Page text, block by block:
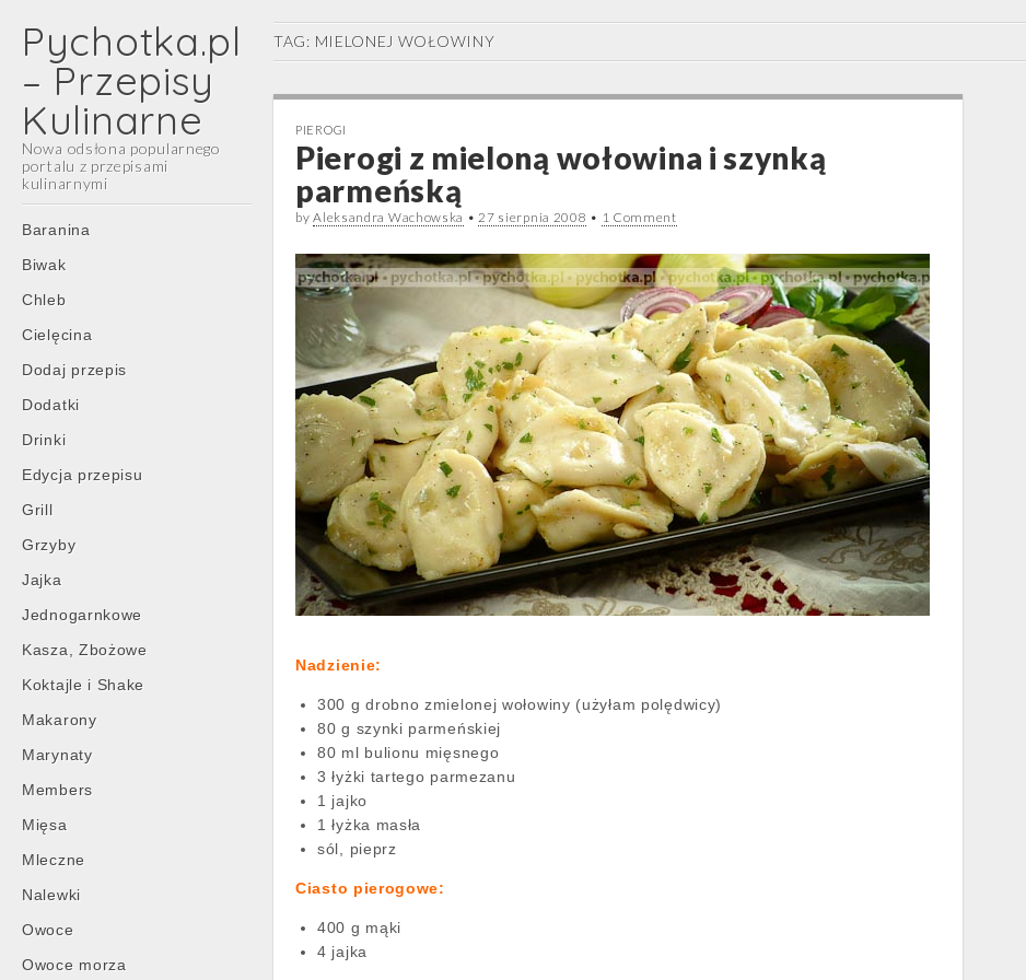
Pychotka.pl
– Przepisy
Kulinarne
Nowa odsłona popularnego
portalu z przepisami
kulinarnymi
Main
menu
Skip
content
Baranina
Biwak
Chleb
Cielęcina
Dodaj przepis
Dodatki
Drinki
Edycja przepisu
Grill
Grzyby
Jajka
Jednogarnkowe
Kasza, Zbożowe
Koktajle i Shake
Makarony
Marynaty
Members
Mięsa
Mleczne
Nalewki
Owoce
Owoce morza
TAG: MIELONEJ WOŁOWINY
PIEROGI
Pierogi z mieloną wołowina i szynką
parmeńską
byAleksandra Wachowska •27 sierpnia 2008 • 1 Comment
Nadzienie:
300 g drobno zmielonej wołowiny (użyłam polędwicy)
80 g szynki parmeńskiej
80 ml bulionu mięsnego
3 łyżki tartego parmezanu
1 jajko
1 łyżka masła
sól, pieprz
Ciasto pierogowe:
400 g mąki
4 jajka